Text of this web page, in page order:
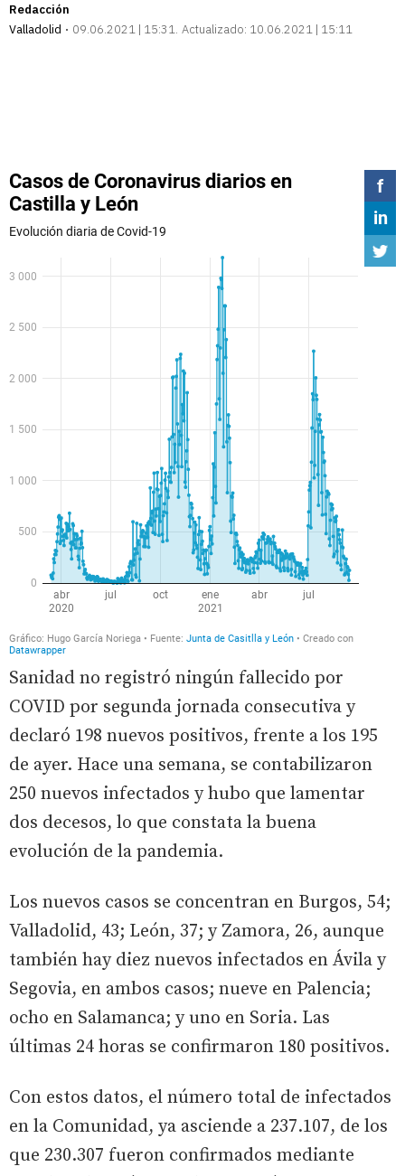
Redacción
Valladolid
09.06.2021 | 15:31 Actualizado: 10.06.2021 | 15:11
Sanidad no registró ningún fallecido por
COVID por segunda jornada consecutiva y
declaró 198 nuevos positivos, frente a los 195
de ayer. Hace una semana, se contabilizaron
250 nuevos infectados y hubo que lamentar
dos decesos, lo que constata la buena
evolución de la pandemia.
Los nuevos casos se concentran en Burgos, 54;
Valladolid, 43; León, 37; y Zamora, 26, aunque
también hay diez nuevos infectados en Ávila y
Segovia, en ambos casos; nueve en Palencia;
ocho en Salamanca; y uno en Soria. Las
últimas 24 horas se confirmaron 180 positivos.
Con estos datos, el número total de infectados
en la Comunidad, ya asciende a 237.107, de los
que 230.307 fueron confirmados mediante